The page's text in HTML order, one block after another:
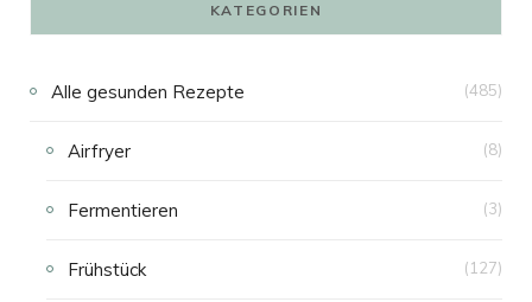
KATEGORIEN
Alle gesunden Rezepte (485)
Airfryer (8)
Fermentieren (3)
Frühstück (127)